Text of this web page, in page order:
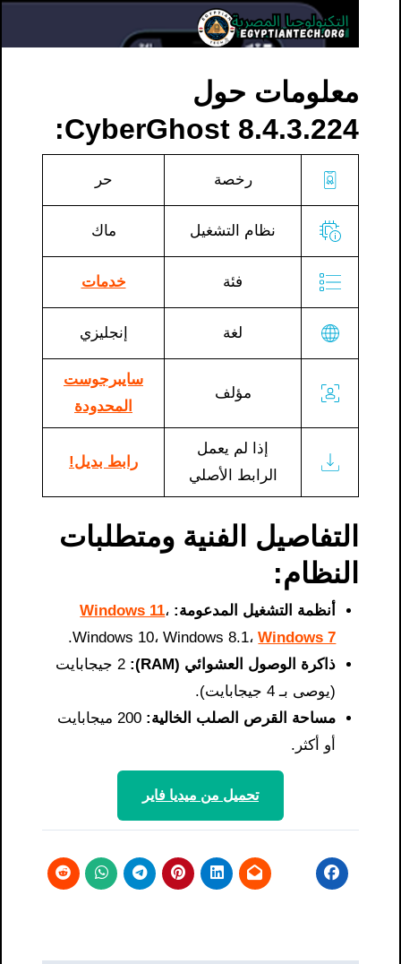
معلومات حول
CyberGhost 8.4.3.224:
رخصة حر
نظام التشغيل ماك
فئة خدمات
لغة إنجليزي
مؤلف
سايبرجوست
المحدودة
إذا لم يعمل
الرابط الأصلي
رابط بديل!
التفاصيل الفنية ومتطلبات
النظام:
أنظمة التشغيل المدعومة: Windows 11،
Windows 10، Windows 8.1،Windows 7
.
ذاكرة الوصول العشوائي (RAM):
2 جيجابايت
(يوصى بـ 4 جيجابايت).
مساحة القرص الصلب الخالية:
200 ميجابايت
أو أكثر.
تحميل من ميديا ​​فاير